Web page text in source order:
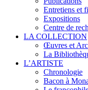
Entretiens et
Expositions
Centre de
LA COLLECTION
Œuvres et
La
L’ARTISTE
Chronologie
Bacon à